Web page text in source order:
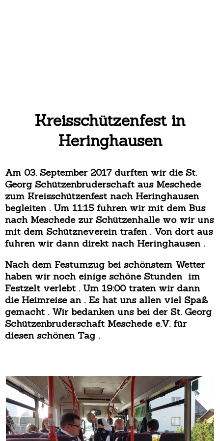
Kreisschützenfest in
Heringhausen
Am 03. September 2017 durften wir die St.
Georg Schützenbruderschaft aus Meschede
zum Kreisschützenfest nach Heringhausen
begleiten . Um 11:15 fuhren wir mit dem Bus
nach Meschede zur Schützenhalle wo wir uns
mit dem Schützneverein trafen . Von dort aus
fuhren wir dann direkt nach Heringhausen .
Nach dem Festumzug bei schönstem Wetter
haben wir noch einige schöne Stunden im
Festzelt verlebt . Um 19:00 traten wir dann
die Heimreise an . Es hat uns allen viel Spaß
gemacht . Wir bedanken uns bei der St. Georg
Schützenbruderschaft Meschede e.V. für
diesen schönen Tag .